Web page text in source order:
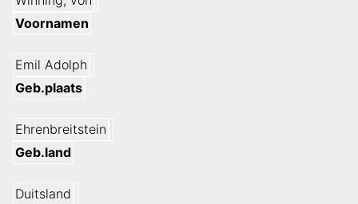
Voornamen
Emil Adolph
Geb.plaats
Ehrenbreitstein
Geb.land
Duitsland